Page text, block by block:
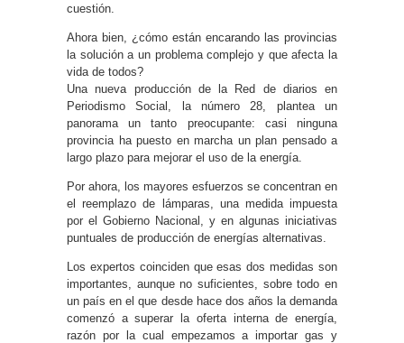
cuestión.
Ahora bien, ¿cómo están encarando las provincias
la solución a un problema complejo y que afecta la
vida de todos?
Una nueva producción de la Red de diarios en
Periodismo Social, la número 28, plantea un
panorama un tanto preocupante: casi ninguna
provincia ha puesto en marcha un plan pensado a
largo plazo para mejorar el uso de la energía.
Por ahora, los mayores esfuerzos se concentran en
el reemplazo de lámparas, una medida impuesta
por el Gobierno Nacional, y en algunas iniciativas
puntuales de producción de energías alternativas.
Los expertos coinciden que esas dos medidas son
importantes, aunque no suficientes, sobre todo en
un país en el que desde hace dos años la demanda
comenzó a superar la oferta interna de energía,
razón por la cual empezamos a importar gas y